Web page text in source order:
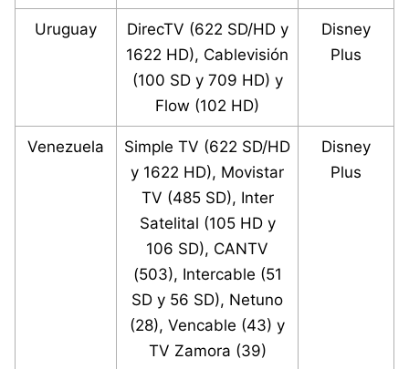
Uruguay
DirecTV (622 SD/HD y
1622 HD), Cablevisión
(100 SD y 709 HD) y
Flow (102 HD)
Disney
Plus
Venezuela
Simple TV (622 SD/HD
y 1622 HD), Movistar
TV (485 SD), Inter
Satelital (105 HD y
106 SD), CANTV
(503), Intercable (51
SD y 56 SD), Netuno
(28), Vencable (43) y
TV Zamora (39)
Disney
Plus